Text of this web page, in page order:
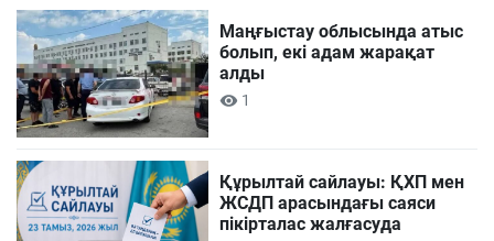
Маңғыстау облысында атыс
болып, екі адам жарақат
алды
1
Құрылтай сайлауы: ҚХП мен
ЖСДП арасындағы саяси
пікірталас жалғасуда